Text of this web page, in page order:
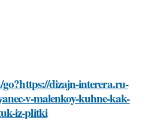
dizajn-interera.ru-
v-malenkoy-kuhne-kak-
iz-plitki